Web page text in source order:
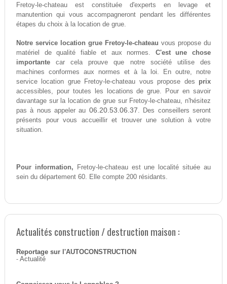
Fretoy-le-chateau est constituée d'experts en levage et
manutention qui vous accompagneront pendant les différentes
étapes du choix à la location de grue.
Notre service location grue Fretoy-le-chateau vous propose du
matériel de qualité fiable et aux normes. C'est une chose
importantecar cela prouve que notre société utilise des
machines conformes aux normes et à la loi. En outre, notre
service location grue Fretoy-le-chateau vous propose des prix
accessibles, pour toutes les locations de grue. Pour en savoir
davantage sur la location de grue sur Fretoy-le-chateau, n'hésitez
pas à nous appeler au 06.20.53.06.37. Des conseillers seront
présents pour vous accueillir et trouver une solution à votre
situation.
Pour information, Fretoy-le-chateau est une localité située au
sein du département 60. Elle compte 200 résidants.
Actualités construction / destruction maison :
Reportage sur l'AUTOCONSTRUCTION
- Actualité